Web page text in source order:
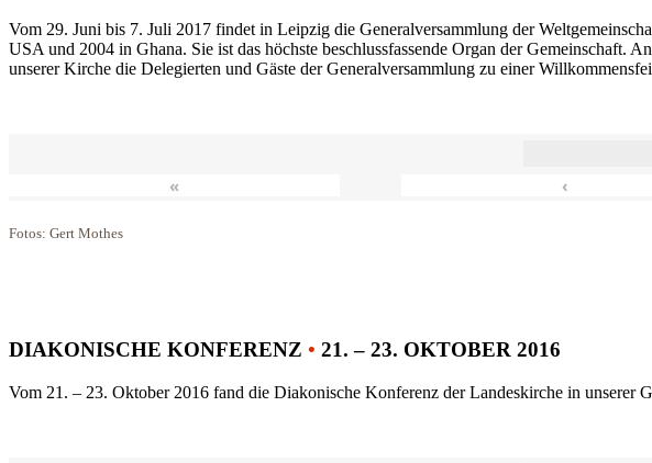
Vom 29. Juni bis 7. Juli 2017 findet in Leipzig die Generalversammlung der
USA und 2004 in Ghana. Sie ist das höchste beschlussfassende Organ der
unserer Kirche die Delegierten und Gäste der Generalversammlung zu einer
« ‹
Fotos: Gert Mothes
DIAKONISCHE KONFERENZ • 21. – 23. OKTOBER 2016
Vom 21. – 23. Oktober 2016 fand die Diakonische Konferenz der Landeskirche in unserer